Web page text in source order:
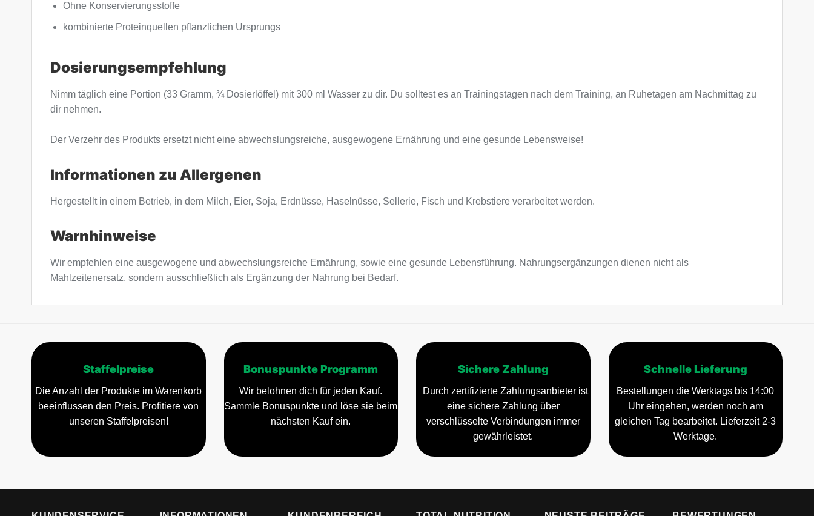
Ohne Konservierungsstoffe
kombinierte Proteinquellen pflanzlichen Ursprungs
Dosierungsempfehlung
Nimm täglich eine Portion (33 Gramm, ¾ Dosierlöffel) mit 300 ml Wasser zu dir. Du solltest es an Trainingstagen nach dem Training, an Ruhetagen am Nachmittag zu
dir nehmen.
Der Verzehr des Produkts ersetzt nicht eine abwechslungsreiche, ausgewogene Ernährung und eine gesunde Lebensweise!
Informationen zu Allergenen
Hergestellt in einem Betrieb, in dem Milch, Eier, Soja, Erdnüsse, Haselnüsse, Sellerie, Fisch und Krebstiere verarbeitet werden.
Warnhinweise
Wir empfehlen eine ausgewogene und abwechslungsreiche Ernährung, sowie eine gesunde Lebensführung. Nahrungsergänzungen dienen nicht als
Mahlzeitenersatz, sondern ausschließlich als Ergänzung der Nahrung bei Bedarf.
Staffelpreise
Die Anzahl der Produkte im Warenkorb
beeinflussen den Preis. Profitiere von
unseren Staffelpreisen!
Bonuspunkte Programm
Wir belohnen dich für jeden Kauf.
Sammle Bonuspunkte und löse sie beim
nächsten Kauf ein.
Sichere Zahlung
Durch zertifizierte Zahlungsanbieter ist
eine sichere Zahlung über
verschlüsselte Verbindungen immer
gewährleistet.
Schnelle Lieferung
Bestellungen die Werktags bis 14:00
Uhr eingehen, werden noch am
gleichen Tag bearbeitet. Lieferzeit 2-3
Werktage.